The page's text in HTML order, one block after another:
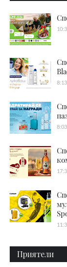
8:13
8:03
Приятели